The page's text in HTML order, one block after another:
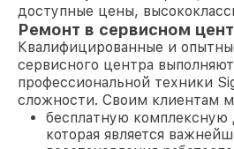
доступные цены,
Ремонт в сервисном
Квалифицированные и
сервисного центра
профессиональной техники
сложности. Своим клиентам
бесплатную комплексную
которая является